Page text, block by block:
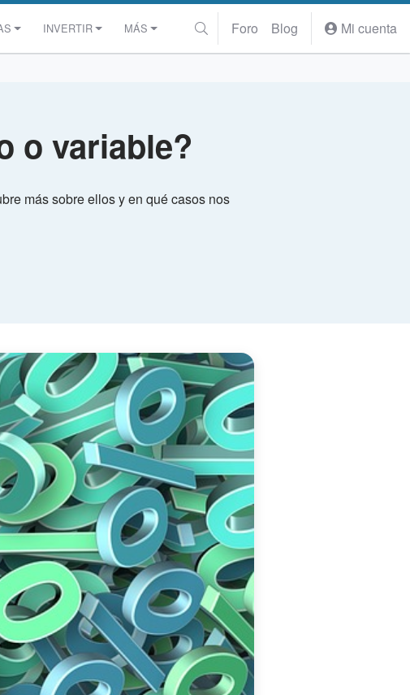
INVERTIR MÁS Foro Blog Mi cuenta
o variable?
más sobre ellos y en qué casos nos